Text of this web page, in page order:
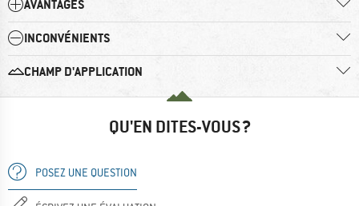
AVANTAGES
INCONVÉNIENTS
CHAMP D'APPLICATION
QU'EN DITES-VOUS ?
POSEZ UNE QUESTION